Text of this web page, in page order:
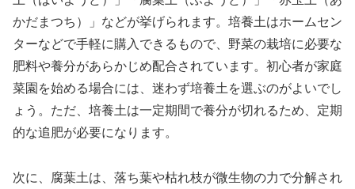
かだまつち）」などが挙げられます。培養土はホームセン
ターなどで手軽に購入できるもので、野菜の栽培に必要な
肥料や養分があらかじめ配合されています。初心者が家庭
菜園を始める場合には、迷わず培養土を選ぶのがよいでし
ょう。ただ、培養土は一定期間で養分が切れるため、定期
的な追肥が必要になります。
次に、腐葉土は、落ち葉や枯れ枝が微生物の力で分解され